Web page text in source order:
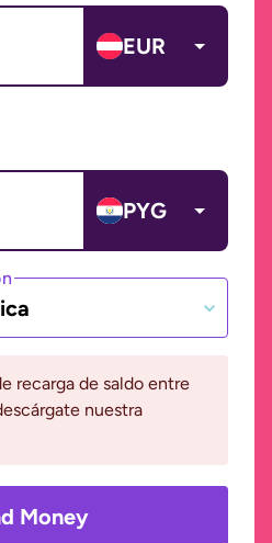
EUR
PYG
recarga de saldo entre
nuestra
Money